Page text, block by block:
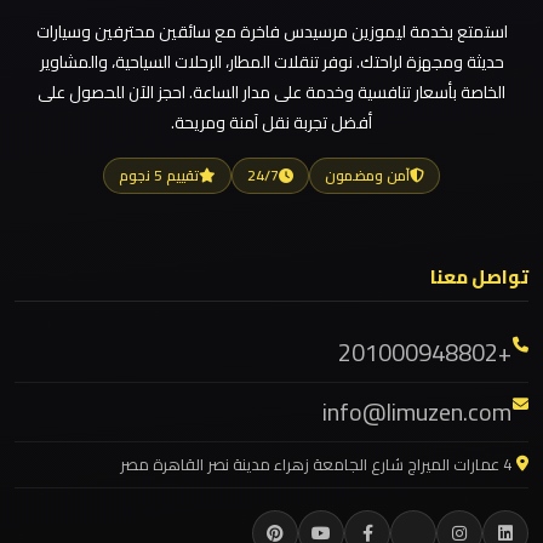
ليموزين مطار العلمين
ليموزين مطار العالمين
ليموزين مطار العاصمة الادارية
ليموزين مطار اكتوبر
ليموزين مرسيدس ايجار بالسائق فى مصر
ليموزين مرسي مطروح
ليموزين مرسي علم
ليموزين مدينتي
ليموزين مايو
ليموزين
مطار
مطار
العلمين
مطار
ليموزين
استمتع بخدمة ليموزين مرسيدس فاخرة مع سائقين محترفين وسيارات
حديثة ومجهزة لراحتك. نوفر تنقلات المطار، الرحلات السياحية، والمشاوير
الخاصة بأسعار تنافسية وخدمة على مدار الساعة. احجز الآن للحصول على
أفضل تجربة نقل آمنة ومريحة.
آمن ومضمون 24/7 تقييم 5 نجوم
تواصل معنا
+201000948802
info@limuzen.com
4 عمارات الميراج شارع الجامعة زهراء مدينة نصر القاهرة مصر